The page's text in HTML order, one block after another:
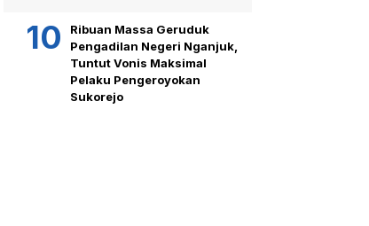
Ribuan Massa Geruduk
Pengadilan Negeri Nganjuk,
Tuntut Vonis Maksimal
Pelaku Pengeroyokan
Sukorejo